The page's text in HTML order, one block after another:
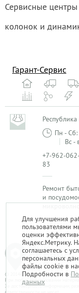
Сервисные
колонок и
Гарант-Сервис
Пн -
Вс -
+7-962-
83
Ремонт
и
© 2014-2026. «Мой Сервис-Гид» –
При любом использовании
За достоверность информации,
Для улучшения
пользователями
оценки
Яндекс.Метрику.
соглашаетесь с
персональных
файлы cookie в
Подробности в
данных